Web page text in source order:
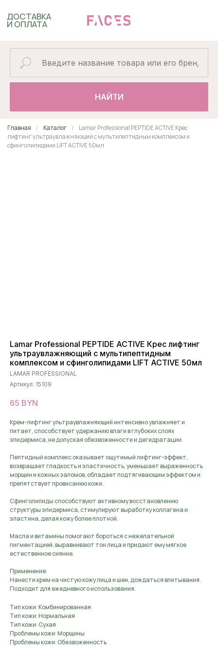
И ОПЛАТА
НАЙТИ
Главная Каталог
Lamar Professional PEPTIDE ACTIVE Крес
лифтинг ультраувлажняющий с мультипептидным комплексом и
сфинголипидами LIFT ACTIVE 50мл
Lamar Professional PEPTIDE ACTIVE Крес лифтинг
ультраувлажняющий с мультипептидным
комплексом и сфинголипидами LIFT ACTIVE 50мл
LAMAR PROFESSIONAL
Артикул: 15109
65 BYN
Крем-лифтинг ультраувлажняющий интенсивно увлажняет и
питает, способствует удержанию влаги в глубоких слоях
эпидермиса, не допуская обезвоженности и дегидратации.
Пептидный комплекс оказывает ощутимый лифтинг-эффект,
возвращает гладкость и эластичность, уменьшает выраженность
морщин и кожных заломов, обладает подтягивающим эффектом и
препятствует провисанию кожи.
Сфинголипиды способствуют активному восстановлению
структуры эпидермиса, стимулируют выработку коллагена и
эластина, делая кожу более плотной.
Масла и витамины помогают бороться с нежелательной
пигментацией, выравнивают тон лица и придают ему мягкое
естественное сияние.
Применение:
Нанести крем на чистую кожу лица и шеи, дождаться впитывания.
Подходит для ежедневного использования.
Тип кожи: Комбинированная
Тип кожи: Нормальная
Тип кожи: Сухая
Проблемы кожи: Морщины
Проблемы кожи: Обезвоженность